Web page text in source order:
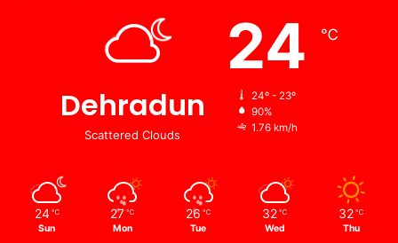
Dehradun
Scattered Clouds
24 ℃
24º - 23º
90%
1.76 km/h
24 ℃
Sun
27 ℃
Mon
26 ℃
Tue
32 ℃
Wed
32 ℃
Thu